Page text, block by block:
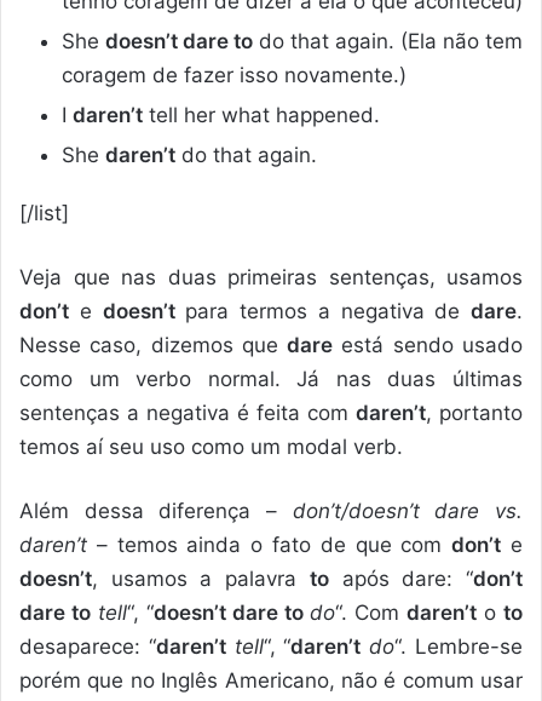
She doesn’t dare to do that again. (Ela não tem
coragem de fazer isso novamente.)
I daren’t tell her what happened.
She daren’t do that again.
[/list]
Veja que nas duas primeiras sentenças, usamos
don’t e doesn’tpara termos a negativa de dare.
Nesse caso, dizemos quedare está sendo usado
como um verbo normal. Já nas duas últimas
sentenças a negativa é feita com daren’t, portanto
temos aí seu uso como um modal verb.
Além dessa diferença – don’t/doesn’t dare vs.
daren’t – temos ainda o fato de que comdon’t e
doesn’t, usamos a palavra toapós dare: “don’t
dare to tell“, “doesn’t dare to do“. Comdaren’t oto
desaparece: “daren’t tell“, “daren’t do“. Lembre-se
porém que no Inglês Americano, não é comum usar